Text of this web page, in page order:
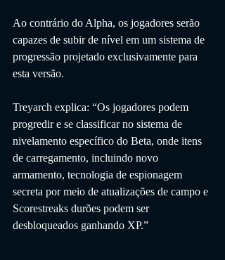
Ao contrário do Alpha, os jogadores serão
capazes de subir de nível em um sistema de
progressão projetado exclusivamente para
esta versão.
Treyarch explica: “Os jogadores podem
progredir e se classificar no sistema de
nivelamento específico do Beta, onde itens
de carregamento, incluindo novo
armamento, tecnologia de espionagem
secreta por meio de atualizações de campo e
Scorestreaks durões podem ser
desbloqueados ganhando XP.”